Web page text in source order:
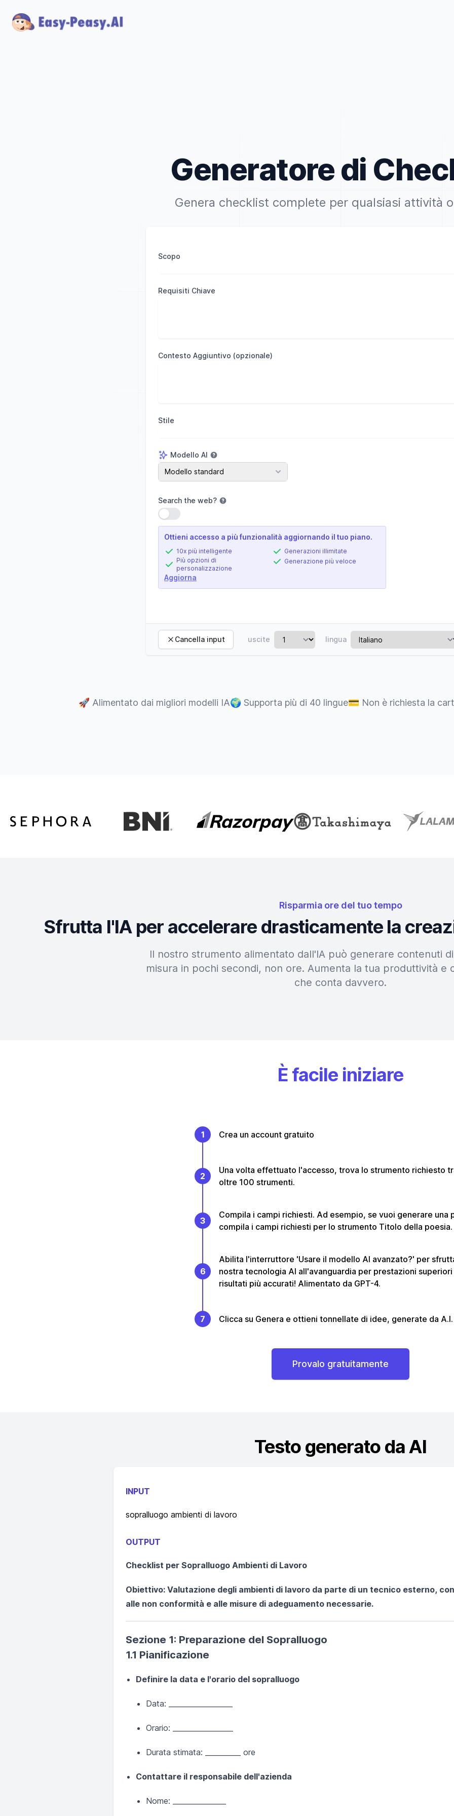
Generatore di
Genera checklist complete per qualsiasi attività
Scopo
Requisiti Chiave
Contesto Aggiuntivo (opzionale)
Stile
Modello AI
Modello AI
Modello standard
Search the web?
Usa impostazione
Ottieni accesso a più funzionalità aggiornando il tuo piano.
10x più intelligente
Più opzioni di
personalizzazione
Generazioni illimitate
Generazione più veloce
Aggiorna
Cancella input uscite lingua
🚀 Alimentato dai migliori modelli IA🌍 Supporta più di 40 lingue💳 Non è richiesta la
Risparmia ore del tuo tempo
Sfrutta l'IA per accelerare drasticamente la
Il nostro strumento alimentato dall'IA può generare contenuti
misura in pochi secondi, non ore. Aumenta la tua produttività e
che conta davvero.
È facile iniziare
1 Crea un account gratuito
2
Una volta effettuato l'accesso, trova lo strumento richiesto
oltre 100 strumenti.
3
Compila i campi richiesti. Ad esempio, se vuoi generare una
compila i campi richiesti per lo strumento Titolo della poesia.
6
Abilita l'interruttore 'Usare il modello AI avanzato?' per
nostra tecnologia AI all'avanguardia per prestazioni superiori
risultati più accurati! Alimentato da GPT-4.
7 Clicca su Genera e ottieni tonnellate di idee, generate da A.I.
Provalo gratuitamente
Testo generato da AI
INPUT
sopralluogo ambienti di lavoro
OUTPUT
Checklist per Sopralluogo Ambienti di Lavoro
Obiettivo: Valutazione degli ambienti di lavoro da parte di un tecnico esterno,
alle non conformità e alle misure di adeguamento necessarie.
Sezione 1: Preparazione del Sopralluogo
1.1 Pianificazione
Definire la data e l'orario del sopralluogo
Data: __________________
Orario: _________________
Durata stimata: __________ ore
Contattare il responsabile dell'azienda
Nome: _______________